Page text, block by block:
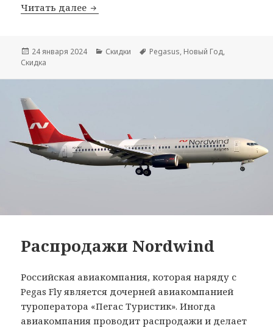
Читать далее Скидки и акции Pegasus
Опубликовано
24 января 2024 Рубрики
Скидки Метки
Pegasus, Новый Год,
Скидка
Распродажи Nordwind
Российская авиакомпания, которая наряду с
Pegas Fly является дочерней авиакомпанией
туроператора «Пегас Туристик». Иногда
авиакомпания проводит распродажи и делает